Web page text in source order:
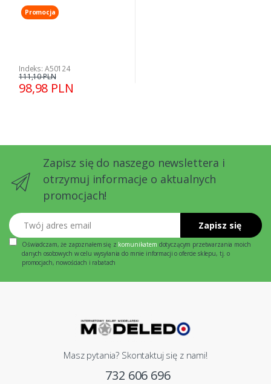
Promocja
Indeks: A50124
98,98 PLN
111,10 PLN
Zapisz się do naszego newslettera i
otrzymuj informacje o aktualnych
promocjach!
Twój adres email
Zapisz się
Oświadczam, że zapoznałem się z komunikatem dotyczącym przetwarzania moich
danych osobowych w celu wysyłania do mnie informacji o ofercie sklepu, tj. o
promocjach, nowościach i rabatach
Masz pytania? Skontaktuj się z nami!
732 606 696